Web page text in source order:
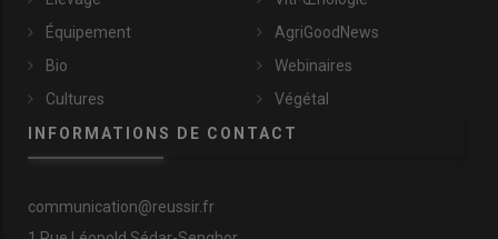
Équipement
Bio
Cultures
AgriGoodNews
Webinaires
Végétal
INFORMATIONS DE CONTACT
communication@reussir.fr